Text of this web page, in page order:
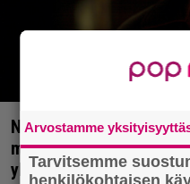
Nyt Netflixissä:
mysteerileffa –
yllätyskäänteiden sarja”
Arvostamme
Tarvitsemme
henkilökohtaisen